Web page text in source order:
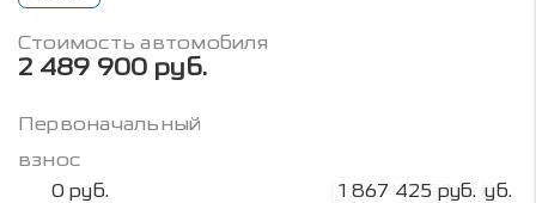
Стоимость автомобиля
2 489 900 руб.
Первоначальный
взнос
0 руб. 1 867 425 руб.
2 489 900 руб.